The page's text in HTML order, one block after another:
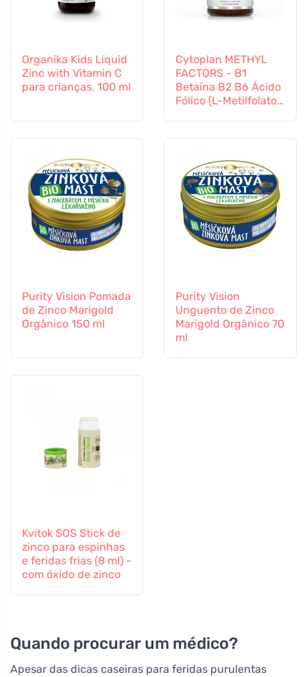
Organika Kids Liquid
Zinc with Vitamin C
para crianças, 100 ml
Cytoplan METHYL
FACTORS - B1
Betaína B2 B6 Ácido
Fólico (L-Metilfolato)
Purity Vision Pomada
de Zinco Marigold
Orgânico 150 ml
Purity Vision
Unguento de Zinco
Marigold Orgânico 70
ml
Kvitok SOS Stick de
zinco para espinhas
e feridas frias (8 ml) -
com óxido de zinco
Quando procurar um médico?
Apesar das dicas caseiras para feridas purulentas